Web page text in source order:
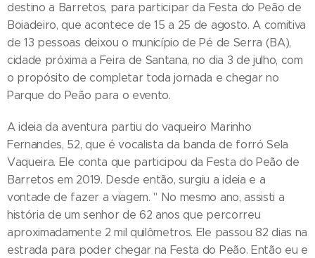
destino a Barretos, para participar da Festa do Peão de
Boiadeiro, que acontece de 15 a 25 de agosto. A comitiva
de 13 pessoas deixou o município de Pé de Serra (BA),
cidade próxima a Feira de Santana, no dia 3 de julho, com
o propósito de completar toda jornada e chegar no
Parque do Peão para o evento.
A ideia da aventura partiu do vaqueiro Marinho
Fernandes, 52, que é vocalista da banda de forró Sela
Vaqueira. Ele conta que participou da Festa do Peão de
Barretos em 2019. Desde então, surgiu a ideia e a
vontade de fazer a viagem. " No mesmo ano, assisti a
história de um senhor de 62 anos que percorreu
aproximadamente 2 mil quilômetros. Ele passou 82 dias na
estrada para poder chegar na Festa do Peão. Então eu e